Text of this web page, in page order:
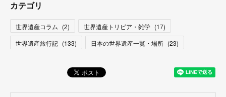
カテゴリ
世界遺産コラム (2) 世界遺産トリビア・雑学 (17)
世界遺産旅行記 (133) 日本の世界遺産一覧・場所 (23)